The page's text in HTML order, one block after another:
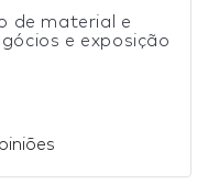
de material e
e exposição